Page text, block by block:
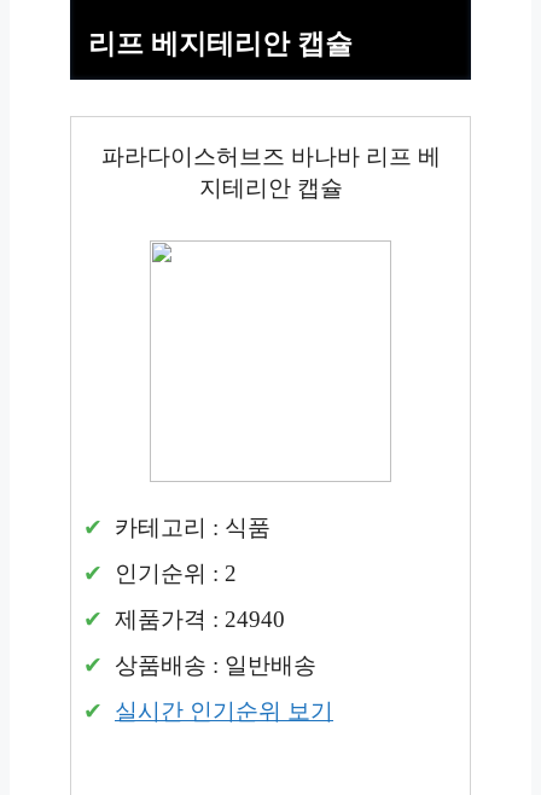
리프 베지테리안 캡슐
파라다이스허브즈 바나바 리프 베
지테리안 캡슐
카테고리 : 식품
인기순위 : 2
제품가격 : 24940
상품배송 : 일반배송
실시간 인기순위 보기